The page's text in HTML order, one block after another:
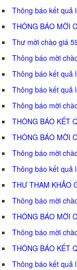
Thông báo kết quả
THÔNG BÁO MỜI
Thư mời chào giá
Thông báo mời
Thông báo kết quả
Thông báo kết quả
Thông báo mời
THÔNG BÁO KẾT
THÔNG BÁO MỜI
Thông báo mời
Thông báo kết quả
THƯ THAM KHẢO
Thông báo mời
THÔNG BÁO MỜI
Thông báo mời
THÔNG BÁO KẾT
Thông báo kết quả